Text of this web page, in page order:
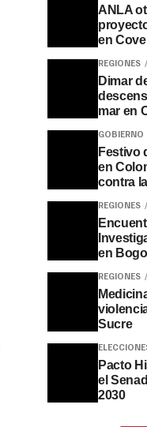
ANLA
en
REGIONES
Dimar
mar en
GOBIERNO
Festivo
en
contra
REGIONES
en
REGIONES
Sucre
Pacto
el
2030